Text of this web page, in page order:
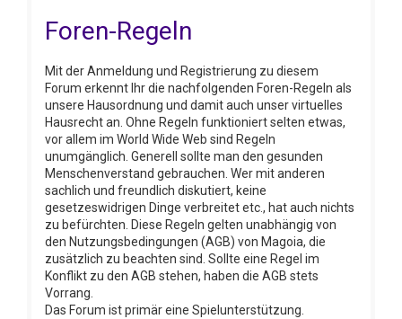
Foren-Regeln
Mit der Anmeldung und Registrierung zu diesem
Forum erkennt Ihr die nachfolgenden Foren-Regeln als
unsere Hausordnung und damit auch unser virtuelles
Hausrecht an. Ohne Regeln funktioniert selten etwas,
vor allem im World Wide Web sind Regeln
unumgänglich. Generell sollte man den gesunden
Menschenverstand gebrauchen. Wer mit anderen
sachlich und freundlich diskutiert, keine
gesetzeswidrigen Dinge verbreitet etc., hat auch nichts
zu befürchten. Diese Regeln gelten unabhängig von
den Nutzungsbedingungen (AGB) von Magoia, die
zusätzlich zu beachten sind. Sollte eine Regel im
Konflikt zu den AGB stehen, haben die AGB stets
Vorrang.
Das Forum ist primär eine Spielunterstützung.